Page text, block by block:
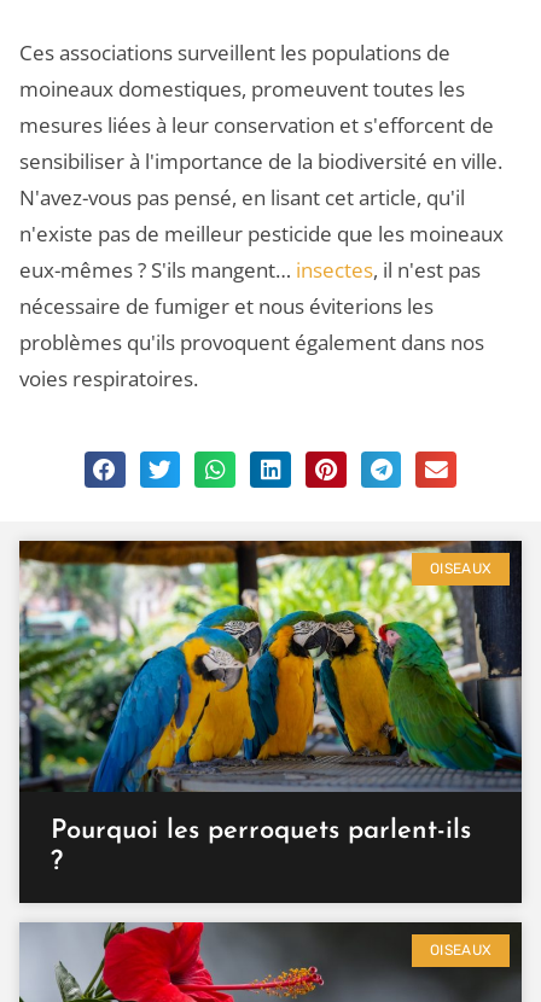
Ces associations surveillent les populations de
moineaux domestiques, promeuvent toutes les
mesures liées à leur conservation et s'efforcent de
sensibiliser à l'importance de la biodiversité en ville.
N'avez-vous pas pensé, en lisant cet article, qu'il
n'existe pas de meilleur pesticide que les moineaux
eux-mêmes ? S'ils mangent… insectes, il n'est pas
nécessaire de fumiger et nous éviterions les
problèmes qu'ils provoquent également dans nos
voies respiratoires.
OISEAUX
Pourquoi les perroquets parlent-ils
?
OISEAUX